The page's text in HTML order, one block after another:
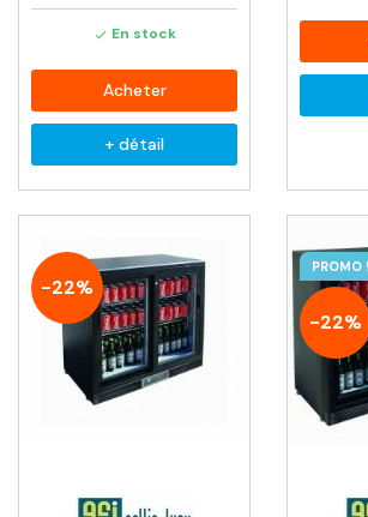
 En stock
Acheter
+ détail
-22%
PROMO !
-22%